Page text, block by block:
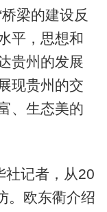
梁的建设反
平，思想和
贵州的发展
现贵州的交
、生态美的
社记者，从20
。欧东衢介绍